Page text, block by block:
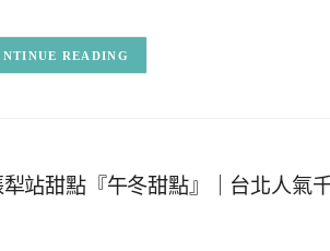
READING
犁站甜點『午冬甜點』｜台北人氣